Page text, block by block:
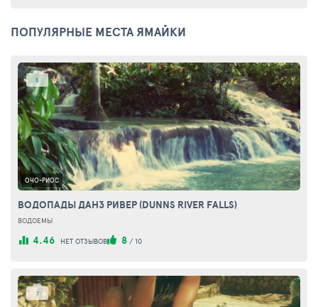
ПОПУЛЯРНЫЕ МЕСТА ЯМАЙКИ
5
ОЧО-РИОС
ВОДОПАДЫ ДАНЗ РИВЕР (DUNNS RIVER FALLS)
ВОДОЕМЫ
4.46 НЕТ ОТЗЫВОВ 8 / 10
7